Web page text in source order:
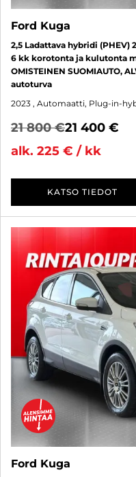
Ford Kuga
2,5 Ladattava hybridi (PHEV)
6 kk korotonta ja kulutonta
OMISTEINEN SUOMIAUTO,
autoturva
2023 , Automaatti, Plug-in-
21 800 €21 400 €
alk. 225 € / kk
KATSO TIEDOT
Ford Kuga